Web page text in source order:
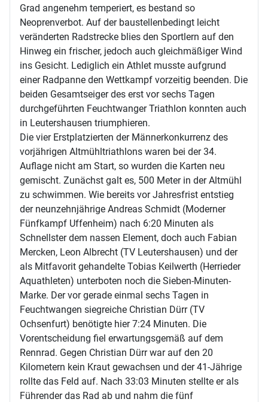
Grad angenehm temperiert, es bestand so
Neoprenverbot. Auf der baustellenbedingt leicht
veränderten Radstrecke blies den Sportlern auf den
Hinweg ein frischer, jedoch auch gleichmäßiger Wind
ins Gesicht. Lediglich ein Athlet musste aufgrund
einer Radpanne den Wettkampf vorzeitig beenden. Die
beiden Gesamtseiger des erst vor sechs Tagen
durchgeführten Feuchtwanger Triathlon konnten auch
in Leutershausen triumphieren.
Die vier Erstplatzierten der Männerkonkurrenz des
vorjährigen Altmühltriathlons waren bei der 34.
Auflage nicht am Start, so wurden die Karten neu
gemischt. Zunächst galt es, 500 Meter in der Altmühl
zu schwimmen. Wie bereits vor Jahresfrist entstieg
der neunzehnjährige Andreas Schmidt (Moderner
Fünfkampf Uffenheim) nach 6:20 Minuten als
Schnellster dem nassen Element, doch auch Fabian
Mercken, Leon Albrecht (TV Leutershausen) und der
als Mitfavorit gehandelte Tobias Keilwerth (Herrieder
Aquathleten) unterboten noch die Sieben-Minuten-
Marke. Der vor gerade einmal sechs Tagen in
Feuchtwangen siegreiche Christian Dürr (TV
Ochsenfurt) benötigte hier 7:24 Minuten. Die
Vorentscheidung fiel erwartungsgemäß auf dem
Rennrad. Gegen Christian Dürr war auf den 20
Kilometern kein Kraut gewachsen und der 41-Jährige
rollte das Feld auf. Nach 33:03 Minuten stellte er als
Führender das Rad ab und nahm die fünf